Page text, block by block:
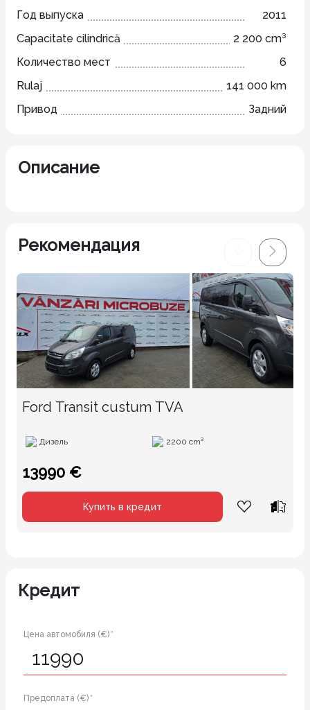
Год выпуска
2011
Capacitate cilindrică
2 200 cm³
Количество мест
6
Rulaj
141 000 km
Привод
Задний
Описание
Рекомендация
Ford Transit custum TVA
Дизель 2200 cm³
13990 €
Купить в кредит
Кредит
Цена автомобиля (€) *
Предоплата (€) *